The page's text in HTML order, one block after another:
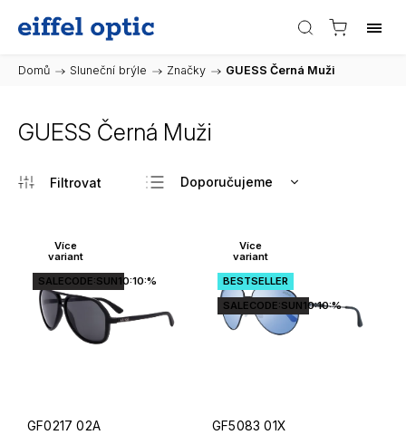
Domů / Sluneční brýle / Značky / GUESS Černá Muži
GUESS Černá Muži
Doporučujeme
Nejdražší
Abecedně
Více
variant
SALECODE:SUN10:10:%
GF0217 02A
Více
variant
BESTSELLER
SALECODE:SUN10:10:%
GF5083 01X